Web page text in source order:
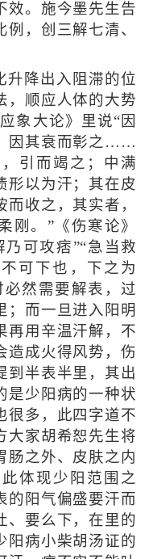
效。施今墨先生告
，创三解七清、
升降出入阻滞的位
，顺应人体的大势
象大论》里说“因
因其衰而彰之……
引而竭之；中满
形以为汗；其在皮
收之，其实者，
刚。”《伤寒论》
可攻痞”“急当救
可下也，下之为
然需要解表，过
；而一旦进入阳明
再用辛温汗解，不
造成火得风势，伤
到半表半里，其出
是少阳病的一种状
很多，此四字道不
大家胡希恕先生将
肠之外、皮肤之内
体现少阳范围之
的阳气偏盛要汗而
、要么下，在里的
阳病小柴胡汤证的